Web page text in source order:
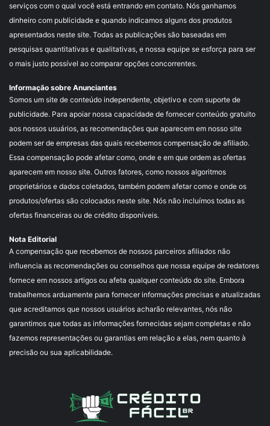
serviços com o qual você está entrando em contato. Nós ganhamos
dinheiro com publicidade e quando indicamos alguns dos produtos
apresentados neste site. Todas as publicações são baseadas em
pesquisas quantitativas e qualitativas, e nossa equipe se esforça para ser
o mais justo possível ao comparar opções concorrentes.
Informação sobre Anunciantes
Somos um site de conteúdo independente, objetivo e com suporte de
publicidade. Para apoiar nossa capacidade de fornecer conteúdo gratuito
aos nossos usuários, as recomendações que aparecem em nosso site
podem ser de empresas das quais recebemos compensação de afiliado.
Essa compensação pode afetar como, onde e em que ordem as ofertas
aparecem em nosso site. Outros fatores, como nossos algoritmos
proprietários e dados coletados, também podem afetar como e onde os
produtos/ofertas são colocados neste site. Nós não incluímos todas as
ofertas financeiras ou de crédito disponíveis.
Nota Editorial
A compensação que recebemos de nossos parceiros afiliados não
influencia as recomendações ou conselhos que nossa equipe de redatores
fornece em nossos artigos ou afeta qualquer conteúdo do site. Embora
trabalhemos arduamente para fornecer informações precisas e atualizadas
que acreditamos que nossos usuários acharão relevantes, nós não
garantimos que todas as informações fornecidas sejam completas e não
fazemos representações ou garantias em relação a elas, nem quanto à
precisão ou sua aplicabilidade.